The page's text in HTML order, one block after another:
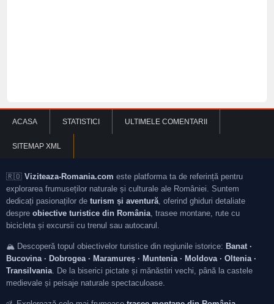
ACASA STATISTICI ULTIMELE COMENTARII
SITEMAP XML
🇷🇴 Viziteaza-Romania.com este platforma ta de referință pentru
explorarea frumuseților naturale și culturale ale României. Suntem
dedicați pasionaților de turism și aventură , oferind ghiduri detaliate
despre obiective turistice din România , trasee montane, rute cu
bicicleta și excursii cu trenul sau autocarul.
🏔️ Descoperă topul obiectivelor turistice din regiunile istorice: Banat ·
Bucovina · Dobrogea · Maramureș · Muntenia · Moldova · Oltenia ·
Transilvania . De la biserici pictate și mănăstiri vechi, până la castele
medievale și peisaje naturale spectaculoase.